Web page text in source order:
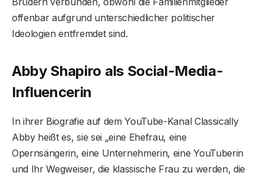
offenbar aufgrund unterschiedlicher politischer
Ideologien entfremdet sind.
Abby Shapiro als Social-Media-
Influencerin
In ihrer Biografie auf dem YouTube-Kanal Classically
Abby heißt es, sie sei „eine Ehefrau, eine
Opernsängerin, eine Unternehmerin, eine YouTuberin
und Ihr Wegweiser, die klassische Frau zu werden, die